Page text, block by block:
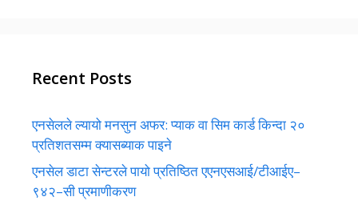
Recent Posts
एनसेलले ल्यायो मनसुन अफर: प्याक वा सिम कार्ड किन्दा २०
प्रतिशतसम्म क्यासब्याक पाइने
एनसेल डाटा सेन्टरले पायो प्रतिष्ठित एएनएसआई/टीआईए–
९४२–सी प्रमाणीकरण